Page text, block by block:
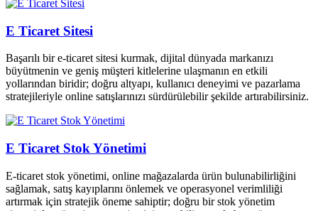
E Ticaret Sitesi
Başarılı bir e-ticaret sitesi kurmak, dijital dünyada markanızı
büyütmenin ve geniş müşteri kitlelerine ulaşmanın en etkili
yollarından biridir; doğru altyapı, kullanıcı deneyimi ve pazarlama
stratejileriyle online satışlarınızı sürdürülebilir şekilde artırabilirsiniz.
E Ticaret Stok Yönetimi
E-ticaret stok yönetimi, online mağazalarda ürün bulunabilirliğini
sağlamak, satış kayıplarını önlemek ve operasyonel verimliliği
artırmak için stratejik öneme sahiptir; doğru bir stok yönetim